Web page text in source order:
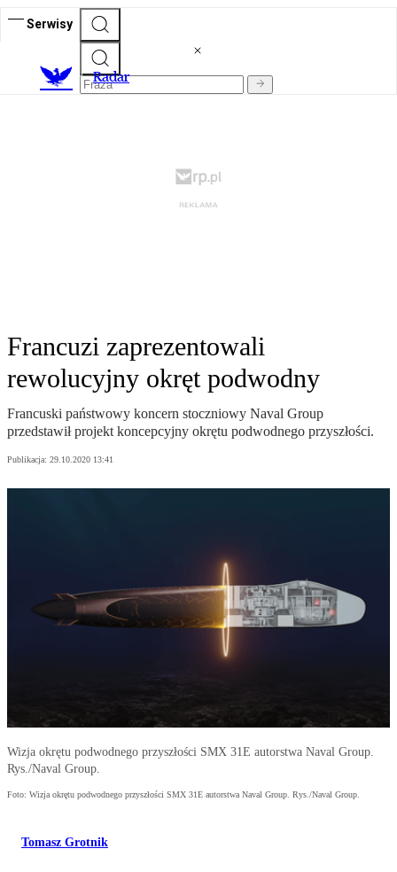
Serwisy
Radar
Francuzi zaprezentowali
rewolucyjny okręt podwodny
Francuski państwowy koncern stoczniowy Naval Group
przedstawił projekt koncepcyjny okrętu podwodnego przyszłości.
Publikacja: 29.10.2020 13:41
Wizja okrętu podwodnego przyszłości SMX 31E autorstwa Naval Group.
Rys./Naval Group.
Foto: Wizja okrętu podwodnego przyszłości SMX 31E autorstwa Naval Group. Rys./Naval Group.
Tomasz Grotnik